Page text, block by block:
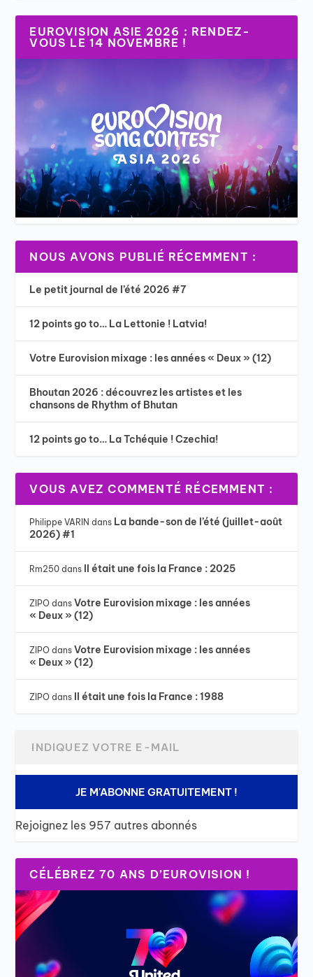
EUROVISION ASIE 2026 : RENDEZ-
VOUS LE 14 NOVEMBRE !
NOUS AVONS PUBLIÉ RÉCEMMENT :
Le petit journal de l’été 2026 #7
12 points go to… La Lettonie ! Latvia!
Votre Eurovision mixage : les années « Deux » (12)
Bhoutan 2026 : découvrez les artistes et les
chansons de Rhythm of Bhutan
12 points go to… La Tchéquie ! Czechia!
VOUS AVEZ COMMENTÉ RÉCEMMENT :
Philippe VARIN dans La bande-son de l’été (juillet-août
2026) #1
Rm250 dans Il était une fois la France : 2025
ZIPO dansVotre Eurovision mixage : les années
« Deux » (12)
ZIPO dansVotre Eurovision mixage : les années
« Deux » (12)
ZIPO dans Il était une fois la France : 1988
JE M'ABONNE GRATUITEMENT !
Rejoignez les 957 autres abonnés
CÉLÉBREZ 70 ANS D’EUROVISION !